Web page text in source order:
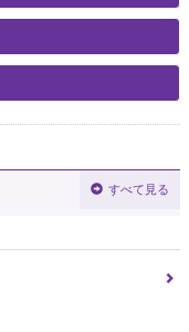
すべて見る